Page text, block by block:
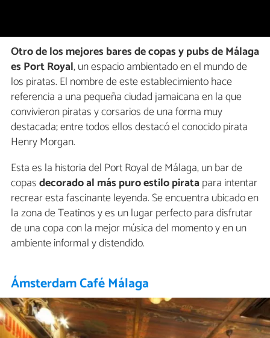
Otro de los mejores bares de copas y pubs de Málaga
es Port Royal, un espacio ambientado en el mundo de
los piratas. El nombre de este establecimiento hace
referencia a una pequeña ciudad jamaicana en la que
convivieron piratas y corsarios de una forma muy
destacada; entre todos ellos destacó el conocido pirata
Henry Morgan.
Esta es la historia del Port Royal de Málaga, un bar de
copasdecorado al más puro estilo piratapara intentar
recrear esta fascinante leyenda. Se encuentra ubicado en
la zona de Teatinos y es un lugar perfecto para disfrutar
de una copa con la mejor música del momento y en un
ambiente informal y distendido.
Ámsterdam Café Málaga